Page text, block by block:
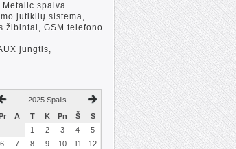
spalva
jutiklių sistema,
žibintai, GSM telefono
jungtis,
2025 Spalis
A T K Pn Š
S
1
2 3 4
5
6
7 8 9 10 11
12